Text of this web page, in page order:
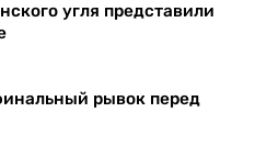
угля представили
рывок перед